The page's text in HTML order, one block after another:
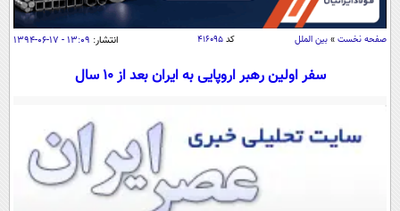
اقتصاد
اقتصادی
جامعه
حوادث
یک برش دانایی
بین الملل
علم و دانش
صفحه نخست » بین الملل کد۴۱۶۰۹۵ انتشار: ۱۳:۰۹ - ۱۷-۰۶-۱۳۹۴
سفر اولین رهبر اروپایی به ایران بعد از 10 سال